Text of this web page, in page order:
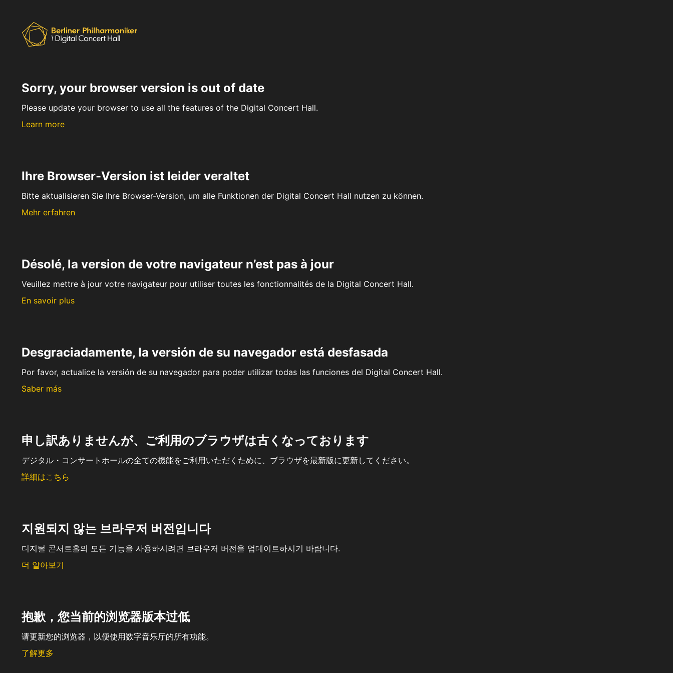
Sorry, your browser version is out of date
Please update your browser to use all the features of the Digital Concert Hall.
Learn more
Ihre Browser-Version ist leider veraltet
Bitte aktualisieren Sie Ihre Browser-Version, um alle Funktionen der Digital Concert Hall nutzen zu können.
Mehr erfahren
Désolé, la version de votre navigateur n’est pas à jour
Veuillez mettre à jour votre navigateur pour utiliser toutes les fonctionnalités de la Digital Concert Hall.
En savoir plus
Desgraciadamente, la versión de su navegador está desfasada
Por favor, actualice la versión de su navegador para poder utilizar todas las funciones del Digital Concert Hall.
Saber más
申し訳ありませんが、ご利用のブラウザは古くなっております
デジタル・コンサートホールの全ての機能をご利用いただくために、ブラウザを最新版に更新してください。
詳細はこちら
지원되지 않는 브라우저 버전입니다
디지털 콘서트홀의 모든 기능을 사용하시려면 브라우저 버전을 업데이트하시기 바랍니다.
더 알아보기
抱歉，您当前的浏览器版本过低
请更新您的浏览器，以便使用数字音乐厅的所有功能。
了解更多